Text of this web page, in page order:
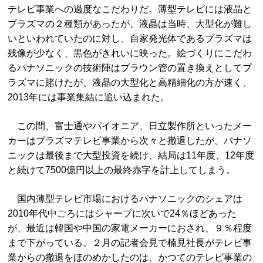
テレビ事業への過度なこだわりだ。薄型テレビには液晶と
プラズマの２種類があったが、液晶は当時、大型化が難し
いといわれていたのに対し、自家発光体であるプラズマは
残像が少なく、黒色がきれいに映った。絵づくりにこだわ
るパナソニックの技術陣はブラウン管の置き換えとしてプ
ラズマに賭けたが、液晶の大型化と高精細化の方が速く、
2013年には事業集結に追い込まれた。
この間、富士通やパイオニア、日立製作所といったメー
カーはプラズマテレビ事業から次々と撤退したが、パナソ
ニックは最後まで大型投資を続け、結局は11年度、12年度
と続けて7500億円以上の最終赤字を計上してしまう。
国内薄型テレビ市場におけるパナソニックのシェアは
2010年代中ごろにはシャープに次いで24％ほどあった
が、最近は韓国や中国の家電メーカーにおされ、９％程度
まで下がっている。２月の記者会見で楠見社長がテレビ事
業からの撤退をほのめかしたのは、かつてのテレビ事業の